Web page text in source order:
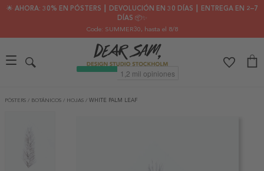
🌟 AHORA: 30% EN PÓSTERS ┃ DEVOLUCIÓN EN 30 DÍAS ┃ ENTREGA EN 2–7
DÍAS 📦✨
Code: SUMMER30, hasta el 8/8
PÓSTERS / BOTÁNICOS / HOJAS / WHITE PALM LEAF